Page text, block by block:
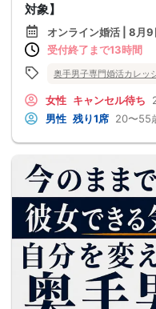
対象】
オンライン婚活 | 8月
受付終了まで13時間
奥手男子専門婚活カレッ
女性 キャンセル待ち
男性 残り1席 20〜55